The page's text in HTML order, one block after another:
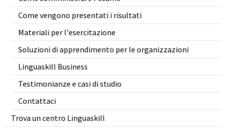
Come vengono presentati i risultati
Materiali per l'esercitazione
Soluzioni di apprendimento per le organizzazioni
Linguaskill Business
Testimonianze e casi di studio
Contattaci
Trova un centro Linguaskill